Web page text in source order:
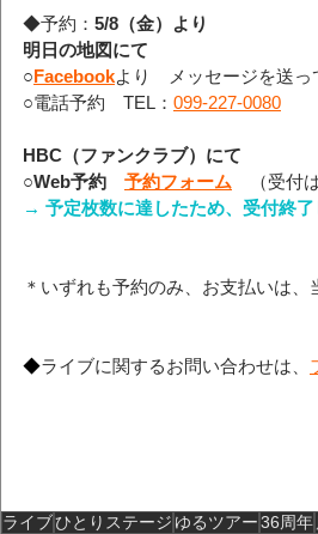
◆予約： 5/8（金）より
明日の地図にて
○ Facebookより　メッセージを送っ
○電話予約　TEL： 099-227-0080
HBC（ファンクラブ）にて
○Web予約 予約フォーム
（受付
→ 予定枚数に達したため、受付終了
＊いずれも予約のみ、お支払いは、
◆ライブに関するお問い合わせは、
ライブひとりステージ ゆるツアー36周年